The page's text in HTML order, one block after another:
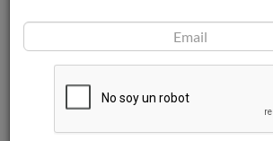
9 de cada 10
España lo toman en